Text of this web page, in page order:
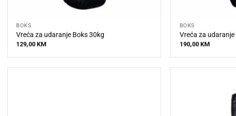
BOKS
Vreća za udaranje Boks 30kg
129,00 KM
BOKS
Vreća za
190,00 KM